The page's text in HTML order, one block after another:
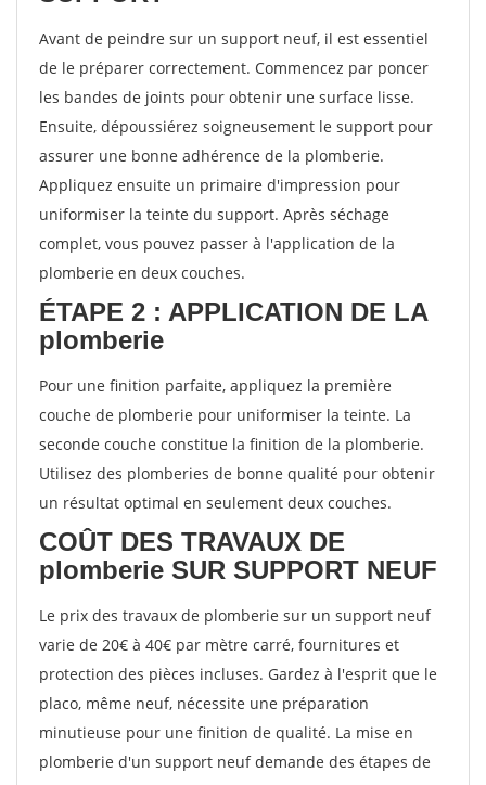
Avant de peindre sur un support neuf, il est essentiel
de le préparer correctement. Commencez par poncer
les bandes de joints pour obtenir une surface lisse.
Ensuite, dépoussiérez soigneusement le support pour
assurer une bonne adhérence de la plomberie.
Appliquez ensuite un primaire d'impression pour
uniformiser la teinte du support. Après séchage
complet, vous pouvez passer à l'application de la
plomberie en deux couches.
ÉTAPE 2 : APPLICATION DE LA
plomberie
Pour une finition parfaite, appliquez la première
couche de plomberie pour uniformiser la teinte. La
seconde couche constitue la finition de la plomberie.
Utilisez des plomberies de bonne qualité pour obtenir
un résultat optimal en seulement deux couches.
COÛT DES TRAVAUX DE
plomberie SUR SUPPORT NEUF
Le prix des travaux de plomberie sur un support neuf
varie de 20€ à 40€ par mètre carré, fournitures et
protection des pièces incluses. Gardez à l'esprit que le
placo, même neuf, nécessite une préparation
minutieuse pour une finition de qualité. La mise en
plomberie d'un support neuf demande des étapes de